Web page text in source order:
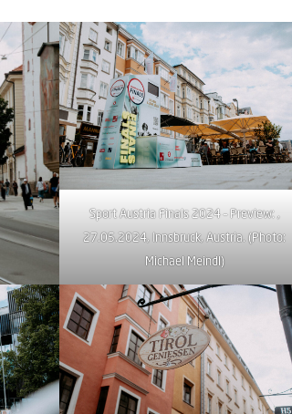
Sport Austria Finals 2024 – Preview: ,
27.05.2024, Innsbruck, Austria. (Photo:
Michael Meindl)